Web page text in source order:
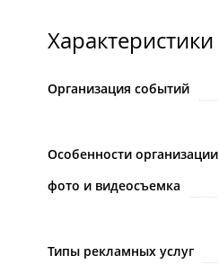
Характеристики
Организация событий
Особенности организации
фото и видеосъемка
Типы рекламных услуг